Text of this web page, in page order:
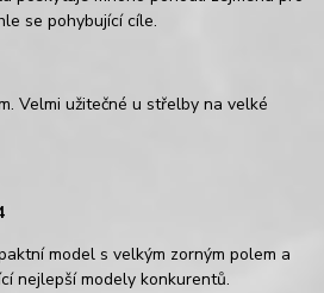
se pohybující cíle.
Velmi užitečné u střelby na velké
model s velkým zorným polem a
nejlepší modely konkurentů.